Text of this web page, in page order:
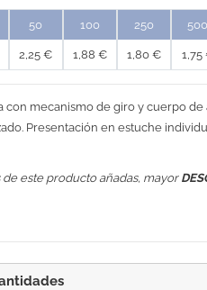
50
2,25 €
100
1,88 €
250
1,80 €
500
1,75
mecanismo de giro y cuerpo
Presentación en estuche
este producto añadas, mayor